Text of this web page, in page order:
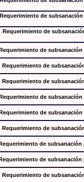
de
Requerimiento de
de
Requerimiento de
Requerimiento de
de
de
Requerimiento de
de
de
Requerimiento de